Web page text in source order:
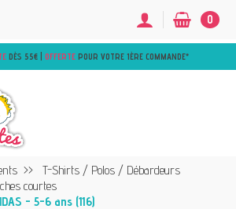
DÈS 55€ | OFFERTE POUR VOTRE 1ÈRE COMMANDE*
0
T-Shirts / Polos / Débardeurs
courtes
- 5-6 ans (116)